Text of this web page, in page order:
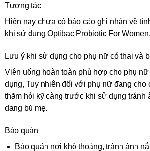
Tương tác
Hiện nay chưa có báo cáo ghi nhận về
khi sử dụng Optibac Probiotic For Women.
Lưu ý khi sử dụng cho phụ nữ có thai và
Viên uống hoàn toàn phù hợp cho phụ
dụng, Tuy nhiên đối với phụ nữ đang cho
thăm hỏi kỹ càng trước khi sử dụng tránh
đang bú mẹ.
Bảo quản
Bảo quản nơi khô thoáng, tránh ánh